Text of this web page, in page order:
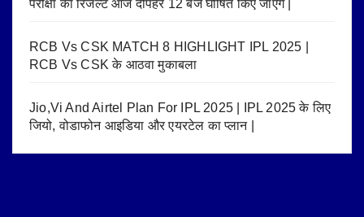
परीक्षा का रिजल्ट आज दोपहर 12 बजे घोषित किए जाएंगे |
RCB Vs CSK MATCH 8 HIGHLIGHT IPL 2025 |
RCB Vs CSK के आठवा मुकाबला
Jio,Vi And Airtel Plan For IPL 2025 | IPL 2025 के लिए
जियो, वोडाफोन आइडिया और एयरटेल का प्लान |